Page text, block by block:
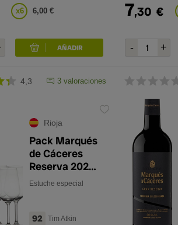
x6 6,00 €
4,3 3 valoraciones
7,30 €
Rioja
Pack Marqués
de Cáceres
Reserva 2020
(x4) con 4
Estuche especial
92 Tim Atkin